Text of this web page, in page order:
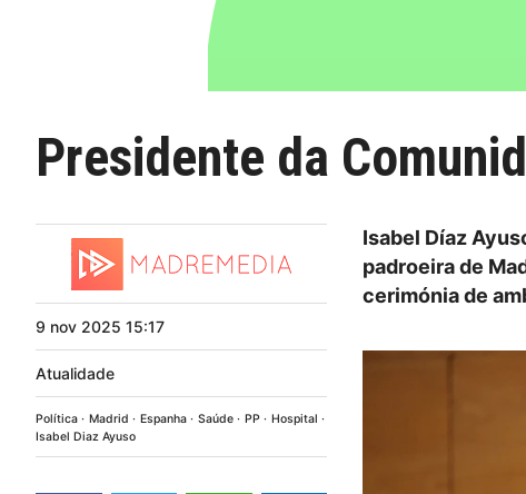
Presidente da
9 nov 2025 15:17
Atualidade
Política Madrid Espanha Saúde PP
Hospital
Isabel Diaz Ayuso
Isabel Díaz
padroeira de
cerimónia de